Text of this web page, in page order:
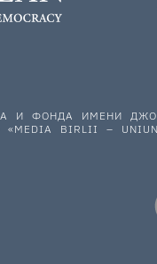
И ФОНДА ИМЕНИ
BIRLII –